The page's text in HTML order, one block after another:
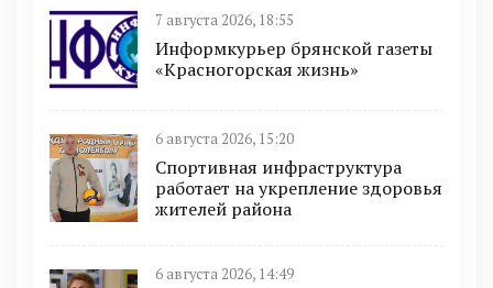
7 августа 2026, 18:55
Информкурьер брянской газеты
«Красногорская жизнь»
6 августа 2026, 15:20
Спортивная инфраструктура
работает на укрепление здоровья
жителей района
6 августа 2026, 14:49